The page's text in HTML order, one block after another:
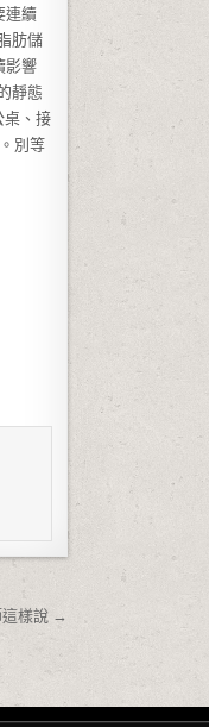
連續
肪儲
影響
靜態
桌、接
別等
這樣說 →